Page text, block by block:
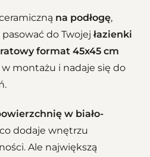
na podłogę,
do Twojej łazienki
format 45x45 cm
w montażu i nadaje się do
w biało-
dodaje wnętrzu
Ale największą